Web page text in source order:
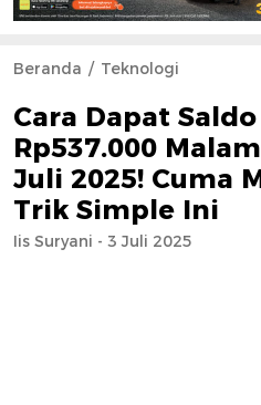
Beranda Teknologi
Cara Dapat
Rp537.000
Juli 2025! Cuma
Trik Simple Ini
Iis Suryani - 3 Juli 2025